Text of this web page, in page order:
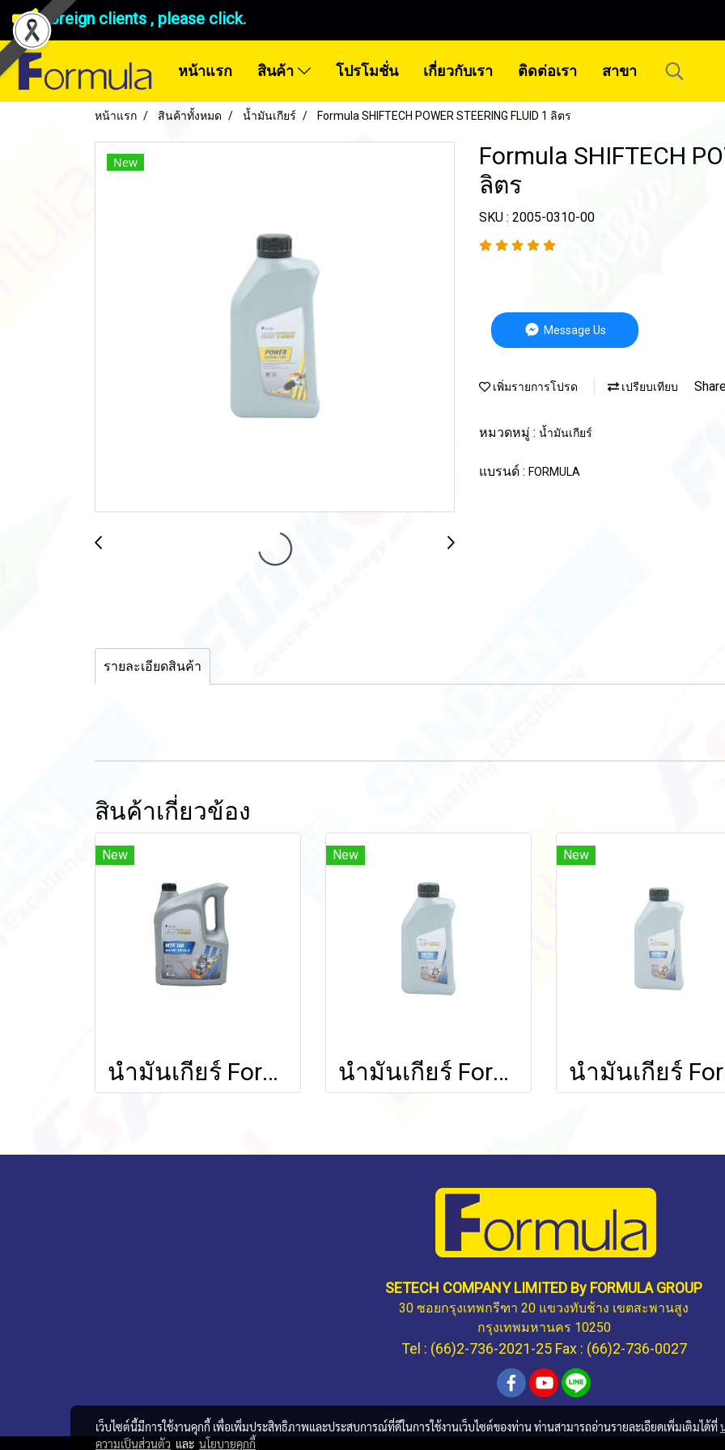
Foreign clients , please click.
หน้าแรก สินค้า โปรโมชั่น เกี่ยวกับเรา ติดต่อเรา สาขา
หน้าแรก สินค้าทั้งหมด น้ำมันเกียร์ Formula SHIFTECH POWER STEERING FLUID 1 ลิตร
New
Formula SHIFTECH
ลิตร
SKU : 2005-0310-00
Message Us
เพิ่มรายการโปรด เปรียบเทียบ
หมวดหมู่ : น้ำมันเกียร์
แบรนด์ : FORMULA
รายละเอียดสินค้า
สินค้าเกี่ยวข้อง
New
น้ำมันเกียร์ Formula SHIFTECH MTF 140 (Mineral Oil) 5 ลิตร
New
น้ำมันเกียร์ Formula SHIFTECH MTF 75W (Fully Syn) 1 ลิตร
New
SETECH COMPANY LIMITED By FORMULA GROUP
30 ซอยกรุงเทพกรีฑา 20 แขวงทับช้าง เขตสะพานสูง
กรุงเทพมหานคร 10250
Tel : (66)2-736-2021-25 Fax : (66)2-736-0027
เว็บไซต์นี้มีการใช้งานคุกกี้ เพื่อเพิ่มประสิทธิภาพและประสบการณ์ที่ดีในการใช้งานเว็บไซต์ของท่าน ท่านสามารถอ่านรายละเอียดเพิ่มเติมได้ที่
ความเป็นส่วนตัว และ นโยบายคุกกี้